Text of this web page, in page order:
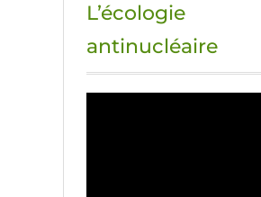
L’écologie
antinucléaire